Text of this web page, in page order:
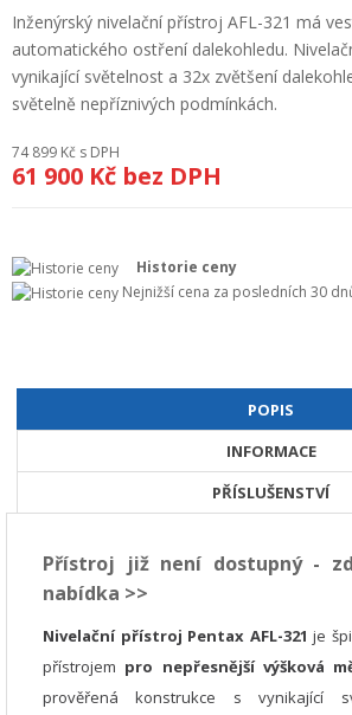
MĚŘÍCÍ PŘÍSTROJE SE SLEVOU
NIVELACE MINIBAGRŮ A RYPADEL
OBCHODNÍ PODMÍNKY SPOLEČNOSTI GEOPEN, S.R.O.
INDIVIDUÁLNÍ PORADENSTVÍ
Inženýrský nivelační přístroj AFL-321 má
automatického ostření dalekohledu.
vynikající světelnost a 32x zvětšení
světelně nepříznivých podmínkách.
74 899 Kč s DPH
61 900 Kč bez DPH
Historie ceny
Nejnižší cena za posledních 30
POPIS
INFORMACE
PŘÍSLUŠENSTVÍ
Přístroj již není dostupný -
nabídka >>
Nivelační přístroj Pentax AFL-321 je
přístrojem pro nepřesnější výšková
prověřená konstrukce s vynikající